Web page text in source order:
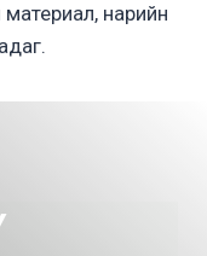
нарийн